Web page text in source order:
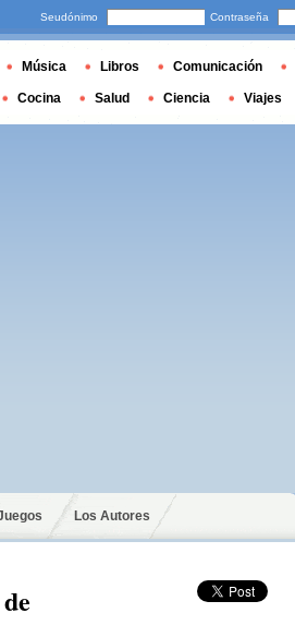
Los Autores
Seudónimo Contraseña
Música Libros Comunicación
Cocina Salud Ciencia Viajes